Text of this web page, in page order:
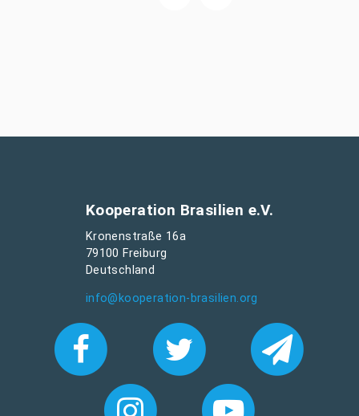
Kooperation Brasilien e.V.
Kronenstraße 16a
79100 Freiburg
Deutschland
info@kooperation-brasilien.org